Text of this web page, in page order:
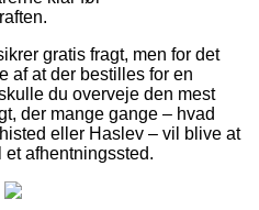
gratis fragt, men for det
af at der bestilles for en
du overveje den mest
der mange gange – hvad
eller Haslev – vil blive at
et afhentningssted.